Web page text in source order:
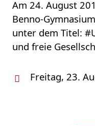
Am 24. August
Benno-
unter dem Titel:
und freie
Freitag, 23.